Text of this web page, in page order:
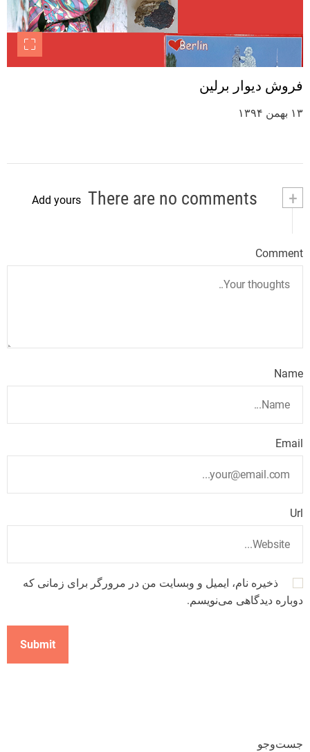
فروش دیوار برلین
۱۳ بهمن ۱۳۹۴
+
Add yours
Comment
Name
Email
Url
ذخیره نام، ایمیل و وبسایت من در مرورگر برای زمانی که
دوباره دیدگاهی می‌نویسم.
جست‌وجو